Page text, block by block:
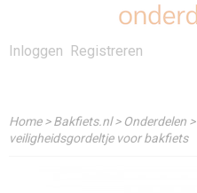
Inloggen Registreren
Home>Bakfiets.nl> Onderdelen >
veiligheidsgordeltje voor bakfiets